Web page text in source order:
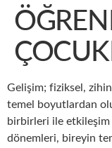
Gelişim; fiziksel,
temel boyutlardan
birbirleri ile etkileşim
dönemleri, bireyin